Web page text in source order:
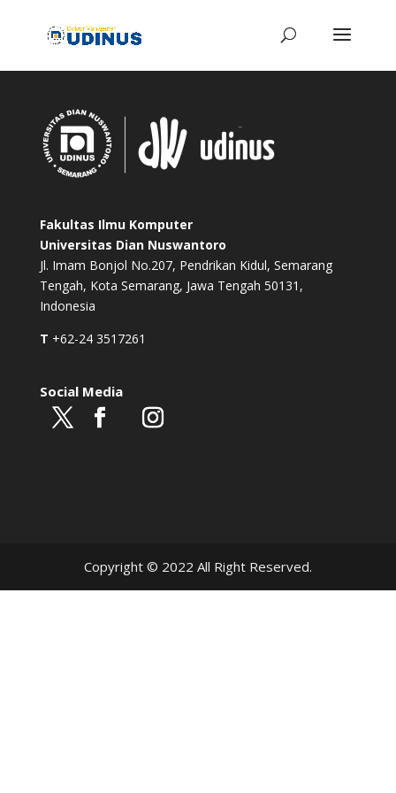
Fakultas Ilmu Komputer
Universitas Dian Nuswantoro
Jl. Imam Bonjol No.207, Pendrikan Kidul, Semarang
Tengah, Kota Semarang, Jawa Tengah 50131,
Indonesia
T +62-24 3517261
Social Media
Copyright © 2022 All Right Reserved.